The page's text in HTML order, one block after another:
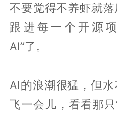
不要觉得不养虾就
跟进每一个开源
AI”了。
AI的浪潮很猛，但
飞一会儿，看看那只